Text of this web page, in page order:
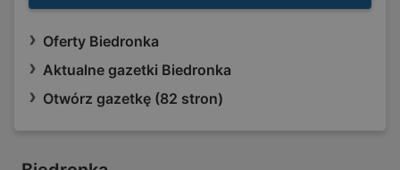
Oferty Biedronka
Aktualne gazetki Biedronka
Otwórz gazetkę (82 stron)